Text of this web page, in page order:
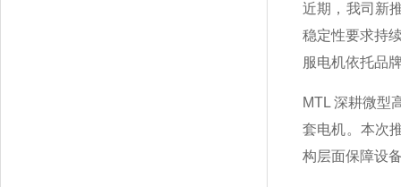
近期，我司新
稳定性要求持
服电机依托品
MTL 深耕微型
套电机。本次
构层面保障设